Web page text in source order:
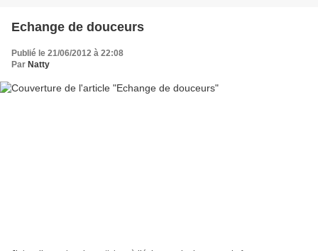
Echange de douceurs
Publié le 21/06/2012 à 22:08
Par Natty